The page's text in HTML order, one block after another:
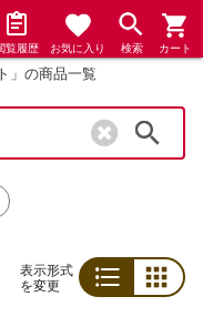
覧履歴 お気に入り 検索 カート
」の商品一覧
表示形式
を変更